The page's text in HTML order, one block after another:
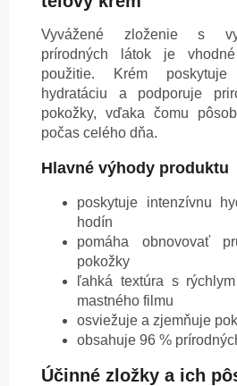
Vyvážené zloženie s
prírodných látok je
použitie. Krém
hydratáciu a podporuje
pokožky, vďaka čomu
počas celého dňa.
Hlavné výhody produktu
poskytuje intenzívnu
hodín
pomáha obnovovať
pokožky
ľahká textúra s
mastného filmu
osviežuje a zjemňuje
obsahuje 96 %
Účinné zložky a ich